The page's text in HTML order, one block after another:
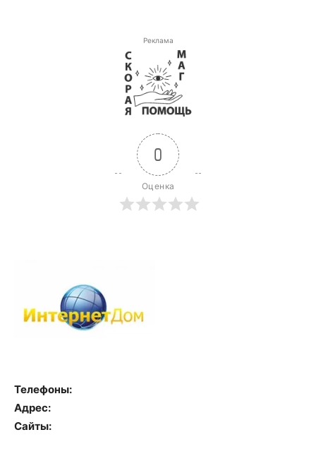
Реклама
0
Оценка
Телефоны:
Адрес:
Сайты: